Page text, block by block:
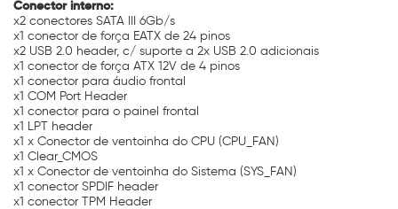
Conector interno:
x2 conectores SATA III 6Gb/s
x1 conector de força EATX de 24 pinos
x2 USB 2.0 header, c/ suporte a 2x USB 2.0 adicionais
x1 conector de força ATX 12V de 4 pinos
x1 conector para áudio frontal
x1 COM Port Header
x1 conector para o painel frontal
x1 LPT header
x1 x Conector de ventoinha do CPU (CPU_FAN)
x1 Clear_CMOS
x1 x Conector de ventoinha do Sistema (SYS_FAN)
x1 conector SPDIF header
x1 conector TPM Header